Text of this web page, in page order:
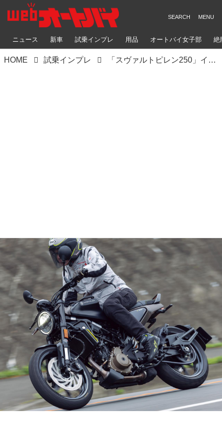
ニュース 新車 試乗インプレ 用品 オートバイ女子部 絶
HOME 試乗インプレ 「スヴァルトピレン250」インプレ（2022年）ハスクバーナ・モーターサイクルズが放つネオクラシックスポーツ